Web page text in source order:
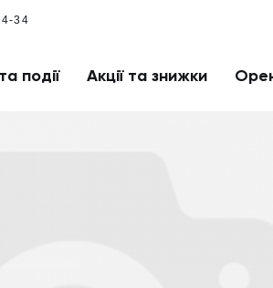
34
події Акції та знижки